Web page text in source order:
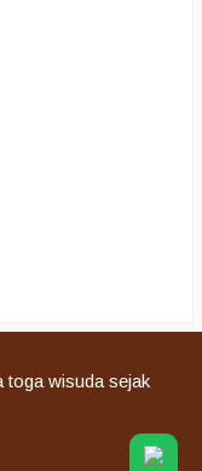
toga wisuda sejak